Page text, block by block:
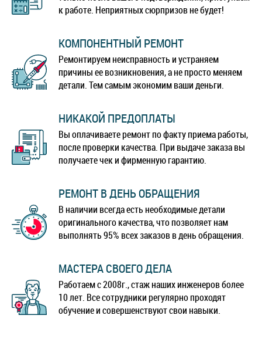
к работе. Неприятных сюрпризов не будет!
КОМПОНЕНТНЫЙ РЕМОНТ
Ремонтируем неисправность и устраняем
причины ее возникновения, а не просто меняем
детали. Тем самым экономим ваши деньги.
НИКАКОЙ ПРЕДОПЛАТЫ
Вы оплачиваете ремонт по факту приема работы,
после проверки качества. При выдаче заказа вы
получаете чек и фирменную гарантию.
РЕМОНТ В ДЕНЬ ОБРАЩЕНИЯ
В наличии всегда есть необходимые детали
оригинального качества, что позволяет нам
выполнять 95% всех заказов в день обращения.
МАСТЕРА СВОЕГО ДЕЛА
Работаем с 2008г., стаж наших инженеров более
10 лет. Все сотрудники регулярно проходят
обучение и совершенствуют свои навыки.